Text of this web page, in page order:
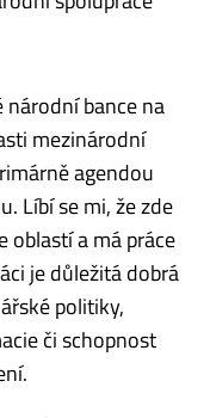
národní bance na
mezinárodní
agendou
Líbí se mi, že zde
oblastí a má práce
je důležitá dobrá
politiky,
či schopnost